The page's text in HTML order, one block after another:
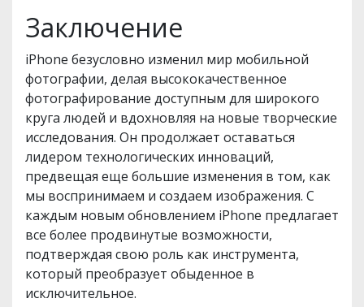
Заключение
iPhone безусловно изменил мир мобильной
фотографии, делая высококачественное
фотографирование доступным для широкого
круга людей и вдохновляя на новые творческие
исследования. Он продолжает оставаться
лидером технологических инноваций,
предвещая еще большие изменения в том, как
мы воспринимаем и создаем изображения. С
каждым новым обновлением iPhone предлагает
все более продвинутые возможности,
подтверждая свою роль как инструмента,
который преобразует обыденное в
исключительное.